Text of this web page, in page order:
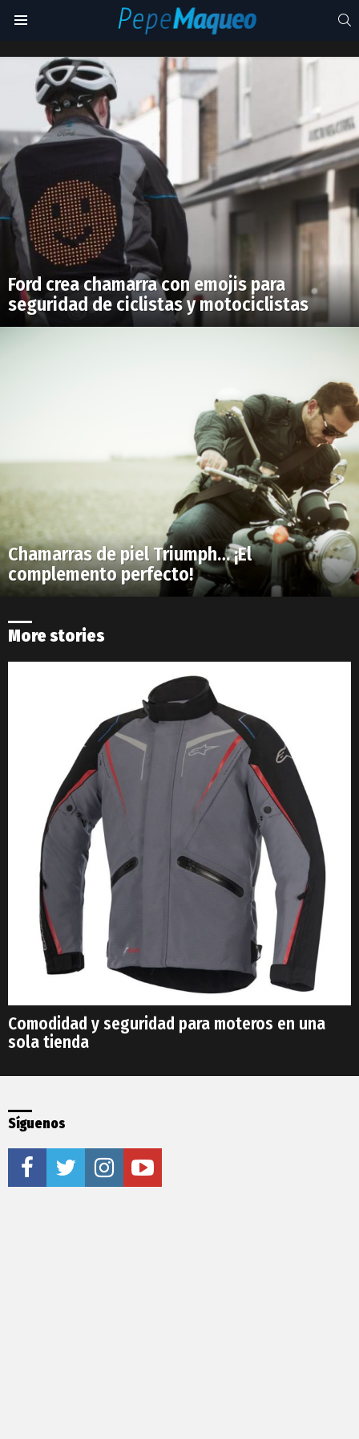
chaqueta
motociclista
Latest
stories
Ford crea chamarra con emojis para
seguridad de ciclistas y motociclistas
Chamarras de piel Triumph… ¡El
complemento perfecto!
More stories
Comodidad y seguridad para moteros en una
sola tienda
Síguenos
facebooktwitter instagramyoutube